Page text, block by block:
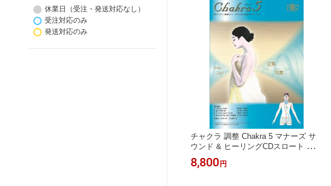
休業日（受注・発送対応なし）
受注対応のみ
発送対応のみ
リング チルアウト BGM yoga ヨガ 音
楽 試聴OK
チャクラ 調整 Chakra 5 マナーズ サ
ウンド & ヒーリングCDスロート チャ
クラ 青 言葉 歌 声 喉 表現力 人間関
係 リラックス 癒し ヨガ 瞑想 サイマ
8,800 円